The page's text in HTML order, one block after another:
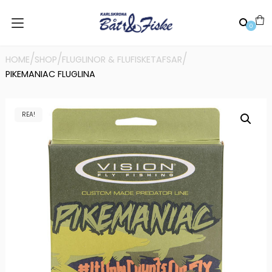
0
HOME/SHOP/FLUGLINOR & FLUFISKETAFSAR/
PIKEMANIAC FLUGLINA
REA!